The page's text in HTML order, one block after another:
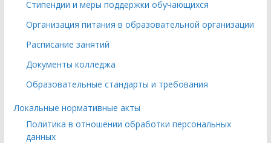
Стипендии и меры поддержки обучающихся
Организация питания в образовательной организации
Расписание занятий
Документы колледжа
Образовательные стандарты и требования
Локальные нормативные акты
Политика в отношении обработки персональных
данных